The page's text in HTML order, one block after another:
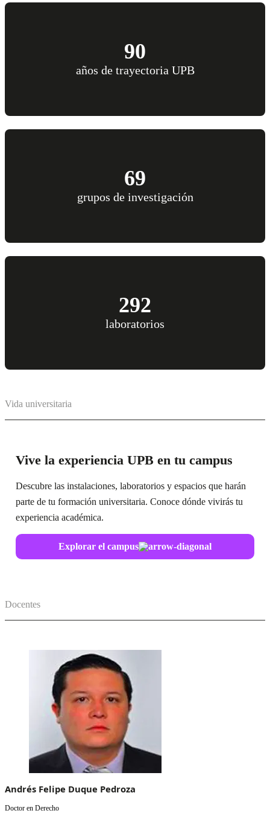
90
años de trayectoria UPB
69
grupos de investigación
292
laboratorios
Vida universitaria
Vive la experiencia UPB en tu campus
Descubre las instalaciones, laboratorios y espacios que harán
parte de tu formación universitaria. Conoce dónde vivirás tu
experiencia académica.
Explorar el campus
Docentes
Andrés Felipe Duque Pedroza
Doctor en Derecho